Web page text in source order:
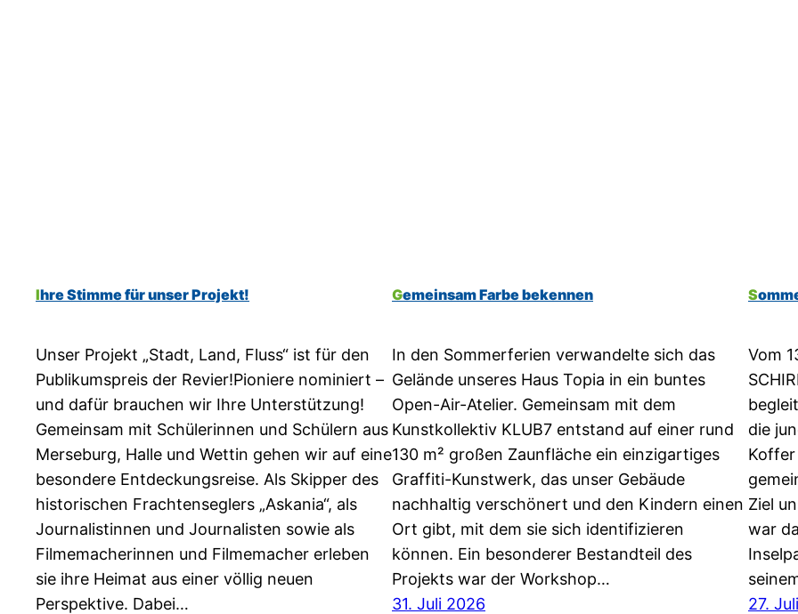
Ihre Stimme für unser Projekt!
Unser Projekt „Stadt, Land, Fluss“ ist für den
Publikumspreis der Revier!Pioniere nominiert –
und dafür brauchen wir Ihre Unterstützung!
Gemeinsam mit Schülerinnen und Schülern aus
Merseburg, Halle und Wettin gehen wir auf eine
besondere Entdeckungsreise. Als Skipper des
historischen Frachtenseglers „Askania“, als
Journalistinnen und Journalisten sowie als
Filmemacherinnen und Filmemacher erleben
sie ihre Heimat aus einer völlig neuen
Perspektive. Dabei…
Gemeinsam Farbe bekennen
In den Sommerferien verwandelte sich das
Gelände unseres Haus Topia in ein buntes
Open-Air-Atelier. Gemeinsam mit dem
Kunstkollektiv KLUB7 entstand auf einer rund
130 m² großen Zaunfläche ein einzigartiges
Graffiti-Kunstwerk, das unser Gebäude
nachhaltig verschönert und den Kindern einen
Ort gibt, mit dem sie sich identifizieren
können. Ein besonderer Bestandteil des
Projekts war der Workshop…
31. Juli 2026
Vom
die
Ziel
war
27.